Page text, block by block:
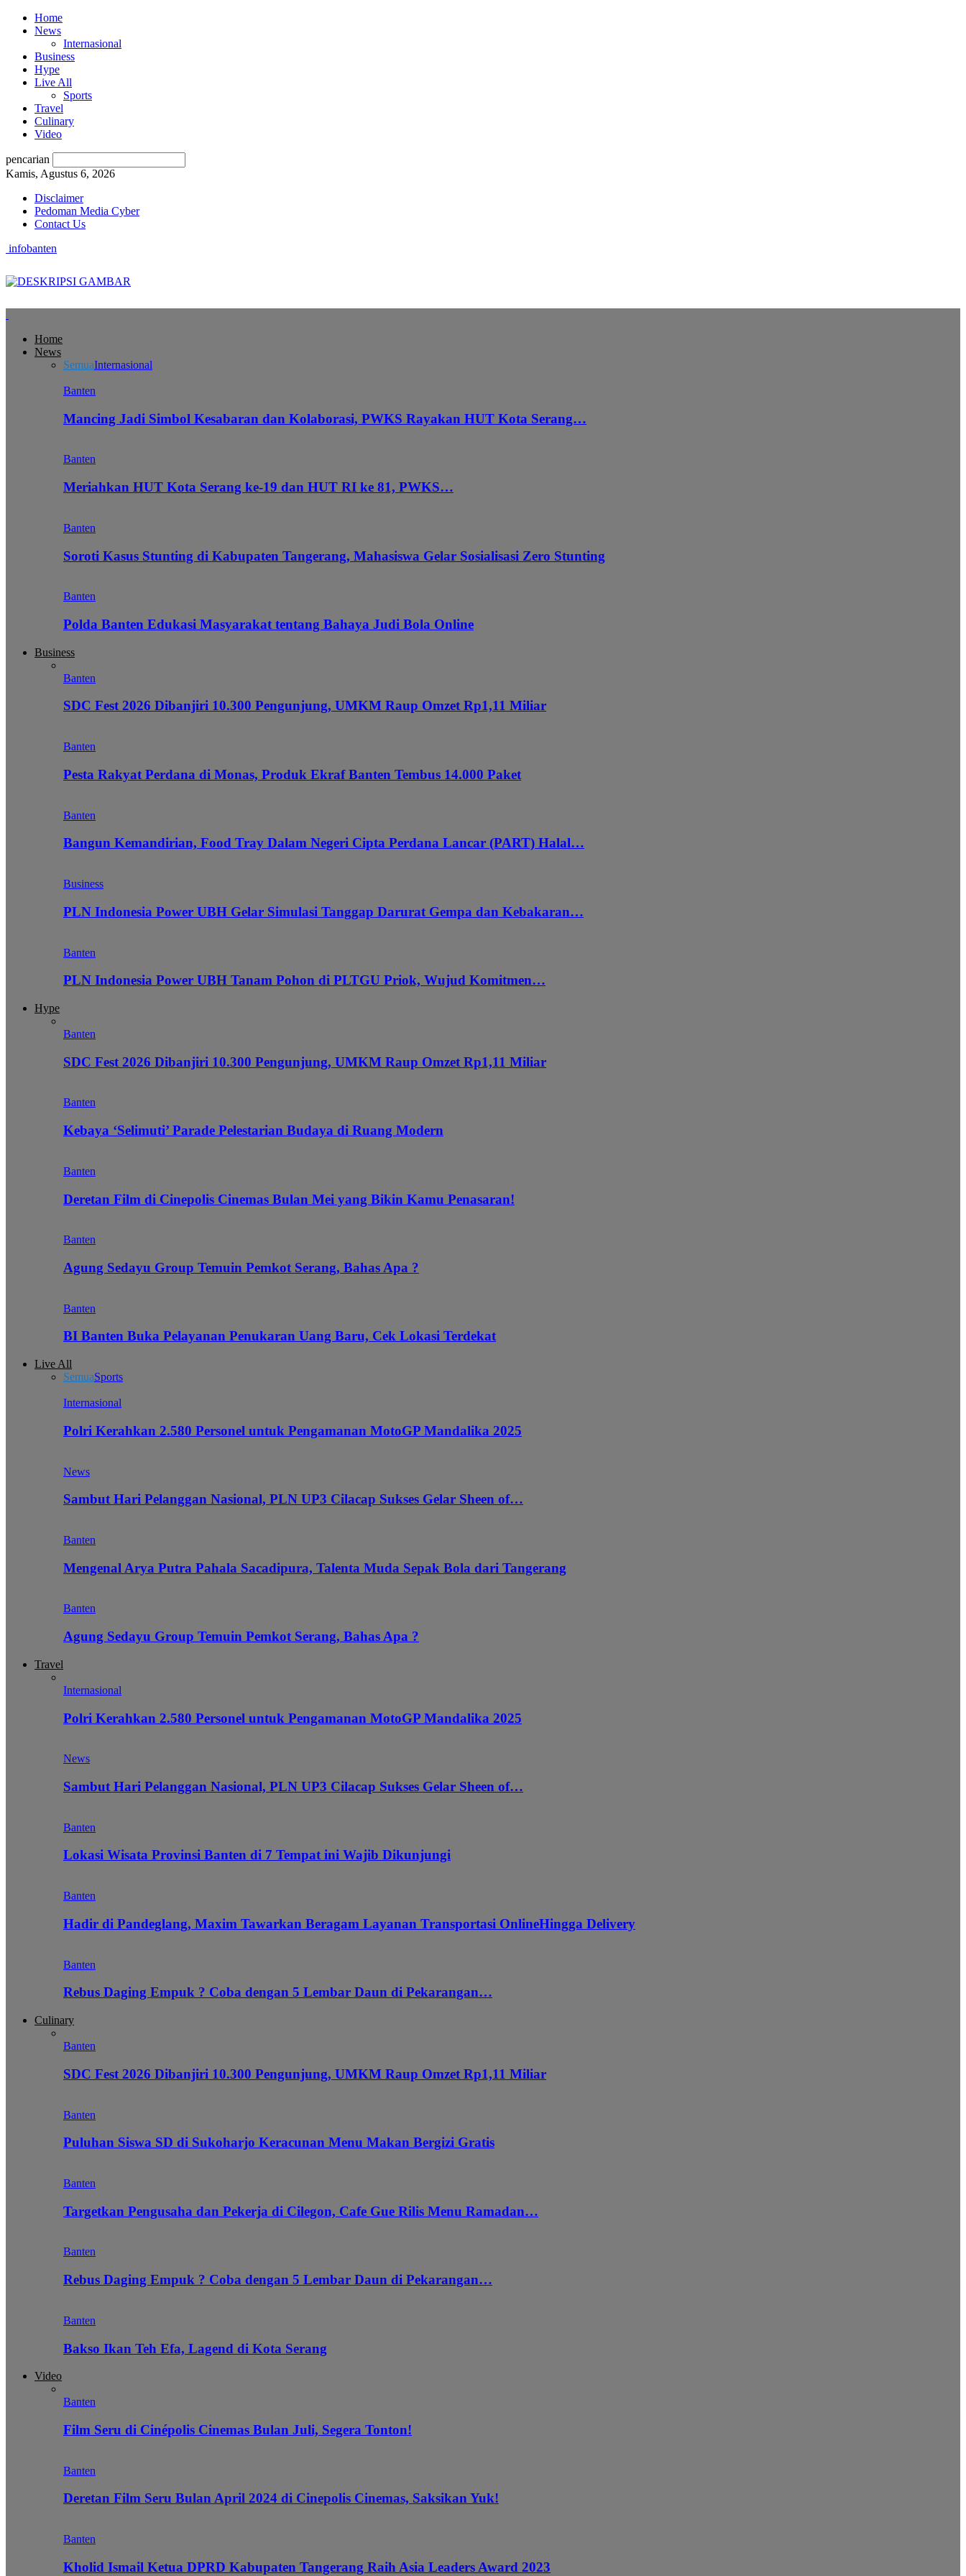
Home
News
Internasional
Business
Hype
Live All
Sports
Travel
Culinary
Video
pencarian
Kamis, Agustus 6, 2026
Disclaimer
Pedoman Media Cyber
Contact Us
infobanten
Home
News
SemuaInternasional
Banten
Mancing Jadi Simbol Kesabaran dan Kolaborasi, PWKS Rayakan HUT Kota Serang…
Banten
Meriahkan HUT Kota Serang ke-19 dan HUT RI ke 81, PWKS…
Banten
Soroti Kasus Stunting di Kabupaten Tangerang, Mahasiswa Gelar Sosialisasi Zero Stunting
Banten
Polda Banten Edukasi Masyarakat tentang Bahaya Judi Bola Online
Business
Banten
SDC Fest 2026 Dibanjiri 10.300 Pengunjung, UMKM Raup Omzet Rp1,11 Miliar
Banten
Pesta Rakyat Perdana di Monas, Produk Ekraf Banten Tembus 14.000 Paket
Banten
Bangun Kemandirian, Food Tray Dalam Negeri Cipta Perdana Lancar (PART) Halal…
Business
PLN Indonesia Power UBH Gelar Simulasi Tanggap Darurat Gempa dan Kebakaran…
Banten
PLN Indonesia Power UBH Tanam Pohon di PLTGU Priok, Wujud Komitmen…
Hype
Banten
SDC Fest 2026 Dibanjiri 10.300 Pengunjung, UMKM Raup Omzet Rp1,11 Miliar
Banten
Kebaya ‘Selimuti’ Parade Pelestarian Budaya di Ruang Modern
Banten
Deretan Film di Cinepolis Cinemas Bulan Mei yang Bikin Kamu Penasaran!
Banten
Agung Sedayu Group Temuin Pemkot Serang, Bahas Apa ?
Banten
BI Banten Buka Pelayanan Penukaran Uang Baru, Cek Lokasi Terdekat
Live All
SemuaSports
Internasional
Polri Kerahkan 2.580 Personel untuk Pengamanan MotoGP Mandalika 2025
News
Sambut Hari Pelanggan Nasional, PLN UP3 Cilacap Sukses Gelar Sheen of…
Banten
Mengenal Arya Putra Pahala Sacadipura, Talenta Muda Sepak Bola dari Tangerang
Banten
Agung Sedayu Group Temuin Pemkot Serang, Bahas Apa ?
Travel
Internasional
Polri Kerahkan 2.580 Personel untuk Pengamanan MotoGP Mandalika 2025
News
Sambut Hari Pelanggan Nasional, PLN UP3 Cilacap Sukses Gelar Sheen of…
Banten
Lokasi Wisata Provinsi Banten di 7 Tempat ini Wajib Dikunjungi
Banten
Hadir di Pandeglang, Maxim Tawarkan Beragam Layanan Transportasi OnlineHingga Delivery
Banten
Rebus Daging Empuk ? Coba dengan 5 Lembar Daun di Pekarangan…
Culinary
Banten
SDC Fest 2026 Dibanjiri 10.300 Pengunjung, UMKM Raup Omzet Rp1,11 Miliar
Banten
Puluhan Siswa SD di Sukoharjo Keracunan Menu Makan Bergizi Gratis
Banten
Targetkan Pengusaha dan Pekerja di Cilegon, Cafe Gue Rilis Menu Ramadan…
Banten
Rebus Daging Empuk ? Coba dengan 5 Lembar Daun di Pekarangan…
Banten
Bakso Ikan Teh Efa, Lagend di Kota Serang
Video
Banten
Film Seru di Cinépolis Cinemas Bulan Juli, Segera Tonton!
Banten
Deretan Film Seru Bulan April 2024 di Cinepolis Cinemas, Saksikan Yuk!
Banten
Kholid Ismail Ketua DPRD Kabupaten Tangerang Raih Asia Leaders Award 2023